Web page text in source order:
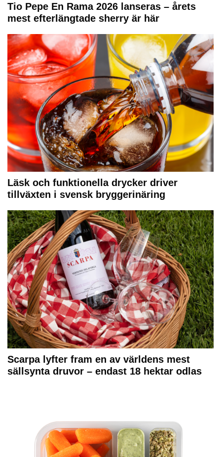
Tio Pepe En Rama 2026 lanseras – årets
mest efterlängtade sherry är här
Läsk och funktionella drycker driver
tillväxten i svensk bryggerinäring
Scarpa lyfter fram en av världens mest
sällsynta druvor – endast 18 hektar odlas